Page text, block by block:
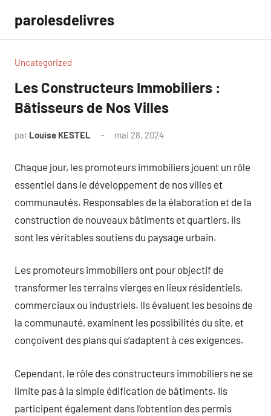
contenu
parolesdelivres
Uncategorized
Les Constructeurs Immobiliers :
Bâtisseurs de Nos Villes
par Louise KESTEL mai 28, 2024
Chaque jour, les promoteurs immobiliers jouent un rôle
essentiel dans le développement de nos villes et
communautés. Responsables de la élaboration et de la
construction de nouveaux bâtiments et quartiers, ils
sont les véritables soutiens du paysage urbain.
Les promoteurs immobiliers ont pour objectif de
transformer les terrains vierges en lieux résidentiels,
commerciaux ou industriels. Ils évaluent les besoins de
la communauté, examinent les possibilités du site, et
conçoivent des plans qui s’adaptent à ces exigences.
Cependant, le rôle des constructeurs immobiliers ne se
limite pas à la simple édification de bâtiments. Ils
participent également dans l’obtention des permis